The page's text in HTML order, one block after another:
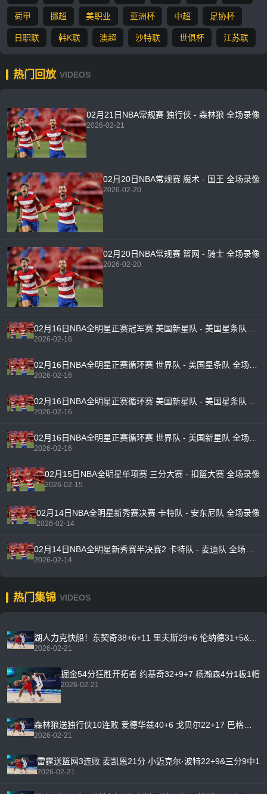
荷甲 挪超 美职业 亚洲杯 中超 足协杯
日职联 韩K联 澳超 沙特联 世俱杯 江苏联
热门回放 VIDEOS
02月21日NBA常规赛 独行侠 - 森林狼 全场录像
2026-02-21
02月20日NBA常规赛 魔术 - 国王 全场录像
2026-02-20
02月20日NBA常规赛 篮网 - 骑士 全场录像
2026-02-20
02月16日NBA全明星正赛冠军赛 美国新星队 - 美国星条队 全场录像
2026-02-16
02月16日NBA全明星正赛循环赛 世界队 - 美国星条队 全场录像
2026-02-16
02月16日NBA全明星正赛循环赛 美国新星队 - 美国星条队 全场录像
2026-02-16
02月16日NBA全明星正赛循环赛 世界队 - 美国新星队 全场录像
2026-02-16
02月15日NBA全明星单项赛 三分大赛 - 扣篮大赛 全场录像
2026-02-15
02月14日NBA全明星新秀赛决赛 卡特队 - 安东尼队 全场录像
2026-02-14
2026-02-14
热门集锦 VIDEOS
2026-02-21
掘金54分狂胜开拓者 约基奇32+9+7 杨瀚森4分1板1帽
2026-02-21
2026-02-21
雷霆送篮网3连败 麦凯恩21分 小迈克尔·波特22+9&三分9中1
2026-02-21